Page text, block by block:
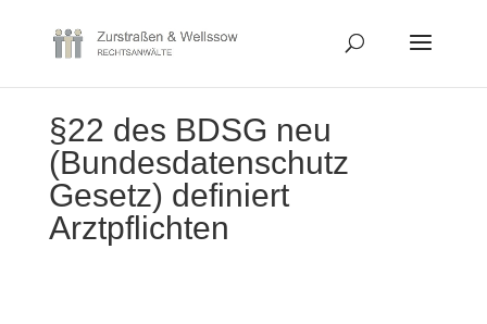
§22 des BDSG neu
(Bundesdatenschutz
Gesetz) definiert
Arztpflichten